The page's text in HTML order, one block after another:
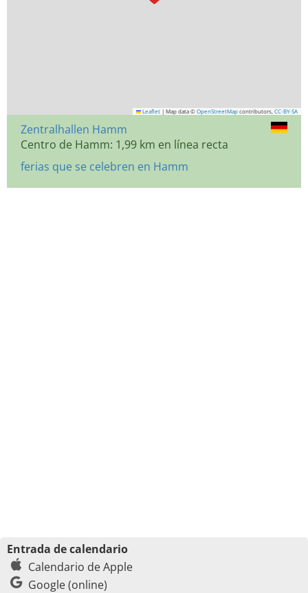
Leaflet | Map data © OpenStreetMap contributors, CC-BY-SA
Zentralhallen Hamm
Centro de Hamm: 1,99 km en línea recta
ferias que se celebren en Hamm
Entrada de calendario
Calendario de Apple
Google (online)